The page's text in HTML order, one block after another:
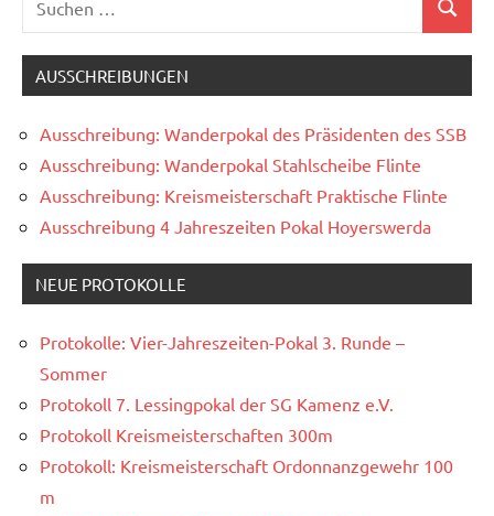
nach:
Suchen
AUSSCHREIBUNGEN
Ausschreibung: Wanderpokal des Präsidenten des SSB
Ausschreibung: Wanderpokal Stahlscheibe Flinte
Ausschreibung: Kreismeisterschaft Praktische Flinte
Ausschreibung 4 Jahreszeiten Pokal Hoyerswerda
NEUE PROTOKOLLE
Protokolle: Vier-Jahreszeiten-Pokal 3. Runde –
Sommer
Protokoll 7. Lessingpokal der SG Kamenz e.V.
Protokoll Kreismeisterschaften 300m
Protokoll: Kreismeisterschaft Ordonnanzgewehr 100
m